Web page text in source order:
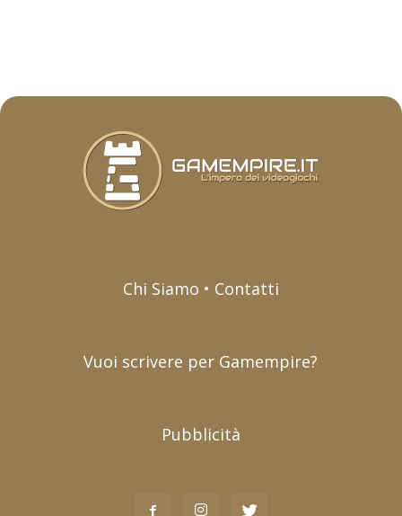
Chi Siamo • Contatti
Vuoi scrivere per Gamempire?
Pubblicità